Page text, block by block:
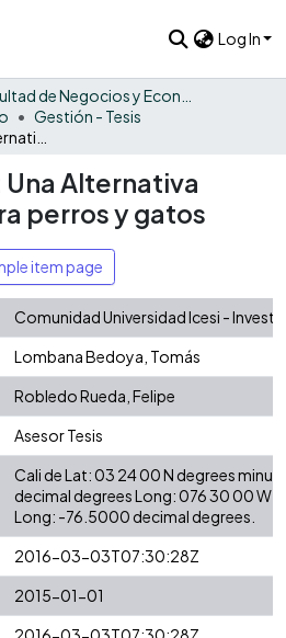
Log In
Gestión - Tesis
Una Alternativa
perros y gatos
item page
Comunidad Universidad Icesi -
Lombana Bedoya, Tomás
Robledo Rueda, Felipe
Asesor Tesis
Cali de Lat: 03 24 00 N degrees
decimal degrees Long: 076 30 00 W
Long: -76.5000 decimal degrees.
2016-03-03T07:30:28Z
2015-01-01